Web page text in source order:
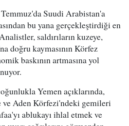
Suudi Arabistan'a
bu yana gerçekleştirdiği en
saldırıların kuzeye,
doğru kaymasının Körfez
baskının artmasına yol
Yemen açıklarında,
ve Aden Körfezi'ndeki gemileri
ablukayı ihlal etmek ve